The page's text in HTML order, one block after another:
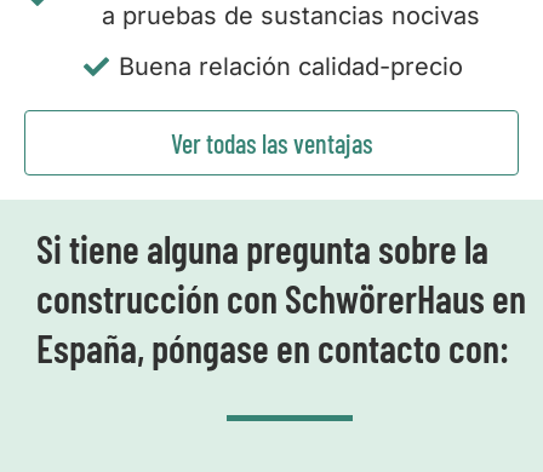
a pruebas de sustancias nocivas
Buena relación calidad-precio
Ver todas las ventajas
Si tiene alguna pregunta sobre la
construcción con SchwörerHaus en
España, póngase en contacto con: